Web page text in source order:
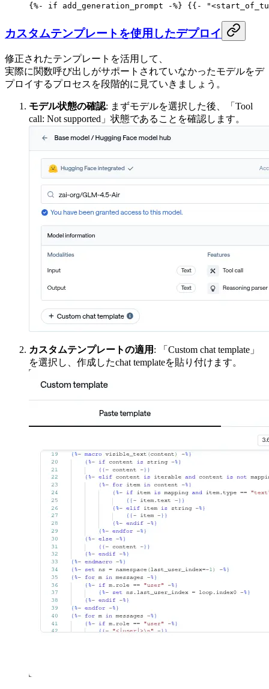
{%-
if add_generation_prompt -%} {{-
カスタムテンプレートを使用したデプロイ
修正されたテンプレートを活用して、
実際に関数呼び出しがサポートされていなかったモデルをデ
プロイするプロセスを段階的に見ていきましょう。
モデル状態の確認: まずモデルを選択した後、「Tool
call: Not supported」状態であることを確認します。
カスタムテンプレートの適用 : 「Custom chat template」
を選択し、作成したchat templateを貼り付けます。